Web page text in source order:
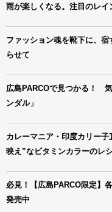
雨が楽しくなる。注目のレ
ファッション魂を靴下に、
らせて
広島PARCOで見つかる！
ンダル」
カレーマニア・印度カリー
映え”なビタミンカラーのレ
必見！【広島PARCO限定】
発売中